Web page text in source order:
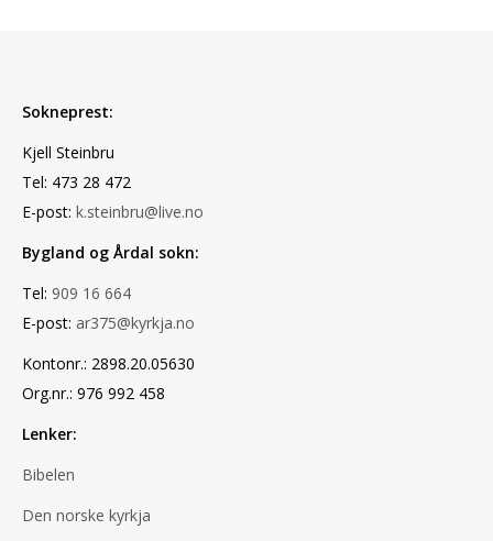
Sokneprest:
Kjell Steinbru
Tel: 473 28 472
E-post: k.steinbru@live.no
Bygland og Årdal sokn:
Tel: 909 16 664
E-post: ar375@kyrkja.no
Kontonr.: 2898.20.05630
Org.nr.: 976 992 458
Lenker:
Bibelen
Den norske kyrkja